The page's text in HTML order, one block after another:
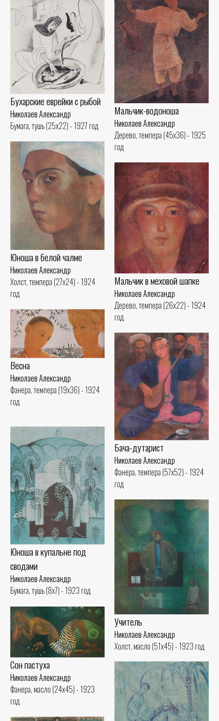
Бухарские еврейки с рыбой
Николаев Александр
Бумага, тушь (25x22) - 1927 год
Мальчик-водоноша
Николаев Александр
Дерево, темпера (45x36) - 1925
год
Юноша в белой чалме
Николаев Александр
Холст, темпера (27x24) - 1924
год
Мальчик в меховой шапке
Николаев Александр
Дерево, темпера (26x22) - 1924
год
Весна
Николаев Александр
Фанера, темпера (19x36) - 1924
год
Бача-дутарист
Николаев Александр
Фанера, темпера (57x52) - 1924
год
Юноша в купальне под
сводами
Николаев Александр
Бумага, тушь (8x7) - 1923 год
Учитель
Николаев Александр
Холст, масло (51x45) - 1923 год
Сон пастуха
Николаев Александр
Фанера, масло (24x45) - 1923
год